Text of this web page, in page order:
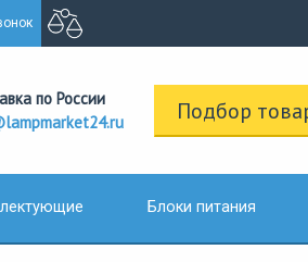
по России
Подбор
Блоки питания